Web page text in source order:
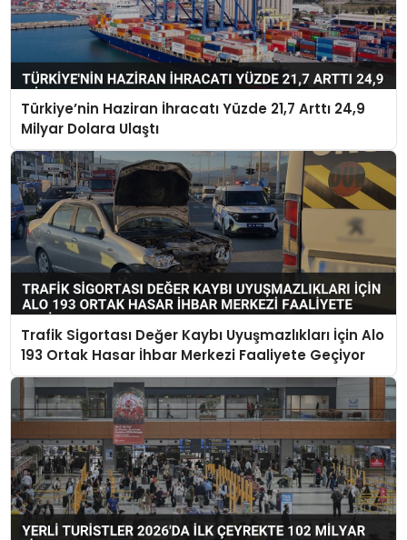
Türkiye’nin Haziran İhracatı Yüzde 21,7 Arttı 24,9
Milyar Dolara Ulaştı
Trafik Sigortası Değer Kaybı Uyuşmazlıkları İçin Alo
193 Ortak Hasar İhbar Merkezi Faaliyete Geçiyor